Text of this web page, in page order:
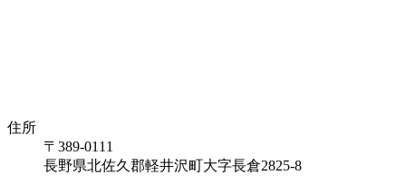
住所
〒389-0111
長野県北佐久郡軽井沢町大字長倉2825-8